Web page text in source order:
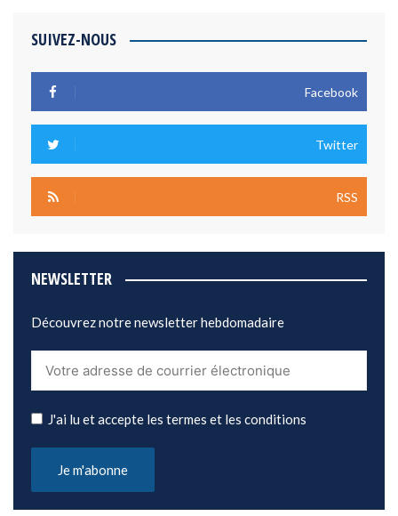
SUIVEZ-NOUS
Facebook
Twitter
RSS
NEWSLETTER
Découvrez notre newsletter hebdomadaire
J'ai lu et accepte les termes et les conditions